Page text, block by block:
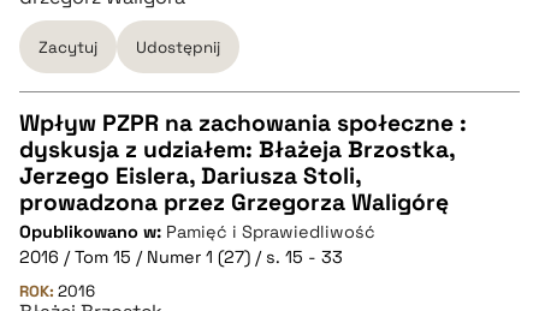
BIBTEX
pobierz cytat
Zacytuj Udostępnij
CZYSTY TEKST
pobierz cytat
Wpływ PZPR na zachowania społeczne :
dyskusja z udziałem: Błażeja Brzostka,
Jerzego Eislera, Dariusza Stoli,
prowadzona przez Grzegorza Waligórę
Opublikowano w: Pamięć i Sprawiedliwość
2016 / Tom 15 / Numer 1 (27) / s. 15 - 33
ROK: 2016